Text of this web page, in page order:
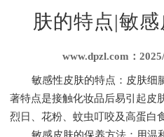
肤的特点|敏
www.dpzl.com：
敏感性皮肤的特点：皮肤细
著特点是接触化妆品后易引起皮
烈日、花粉、蚊虫叮咬及高蛋白